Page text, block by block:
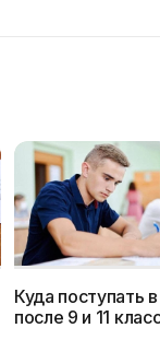
Куда поступать
после 9 и 11